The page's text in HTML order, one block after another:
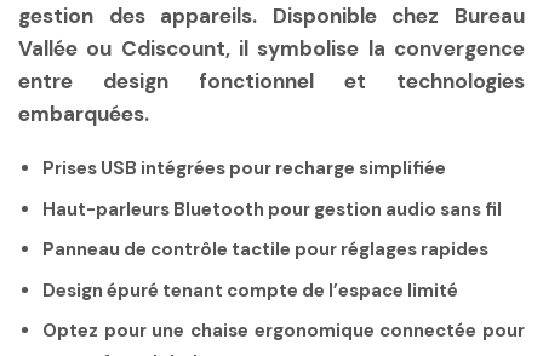
gestion des appareils. Disponible chez Bureau
Vallée ou Cdiscount, il symbolise la convergence
entre design fonctionnel et technologies
embarquées.
Prises USB intégrées pour recharge simplifiée
Haut-parleurs Bluetooth pour gestion audio sans fil
Panneau de contrôle tactile pour réglages rapides
Design épuré tenant compte de l’espace limité
Optez pour une chaise ergonomique connectée pour